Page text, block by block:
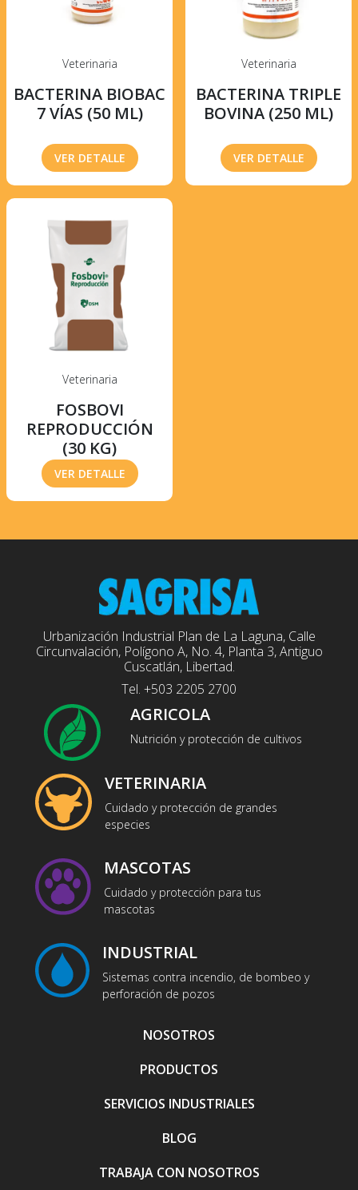
Veterinaria
BACTERINA BIOBAC
7 VÍAS (50 ML)
VER DETALLE
Veterinaria
BACTERINA TRIPLE
BOVINA (250 ML)
VER DETALLE
Veterinaria
FOSBOVI
REPRODUCCIÓN
(30 KG)
VER DETALLE
Urbanización Industrial Plan de La Laguna, Calle
Circunvalación, Polígono A, No. 4, Planta 3, Antiguo
Cuscatlán, Libertad.
Tel. +503 2205 2700
AGRICOLA
Nutrición y protección de cultivos
VETERINARIA
Cuidado y protección de grandes
especies
MASCOTAS
Cuidado y protección para tus
mascotas
INDUSTRIAL
Sistemas contra incendio, de bombeo y
perforación de pozos
NOSOTROS
PRODUCTOS
SERVICIOS INDUSTRIALES
BLOG
TRABAJA CON NOSOTROS